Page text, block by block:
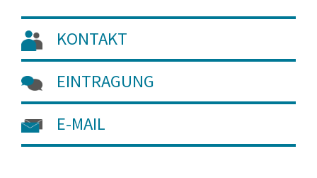
KONTAKT
EINTRAGUNG
E-MAIL